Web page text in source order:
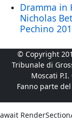
Dramma in
Nicholas
Pechino
© Copyright
Tribunale di
Moscati P.I.
Fanno parte
await